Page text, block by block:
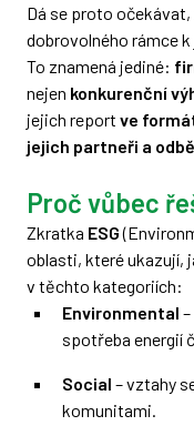
Dá se proto očekávat,
dobrovolného rámce
To znamená jediné:
nejen konkurenční
jejich report ve
jejich partneři a
Proč vůbec
Zkratka ESG
oblasti, které ukazují,
v těchto kategoriích:
Environmental
spotřeba energií
Social – vztahy
komunitami.